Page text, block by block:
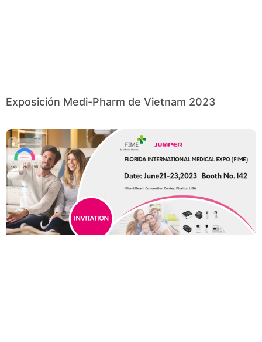
Exposición Medi-Pharm de Vietnam 2023